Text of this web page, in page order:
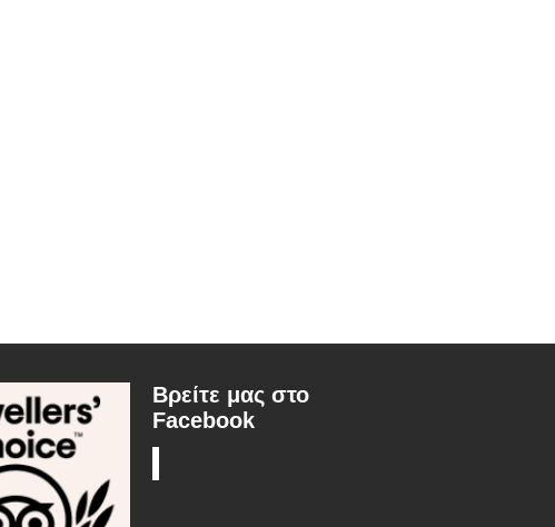
Βρείτε μας στο
Facebook